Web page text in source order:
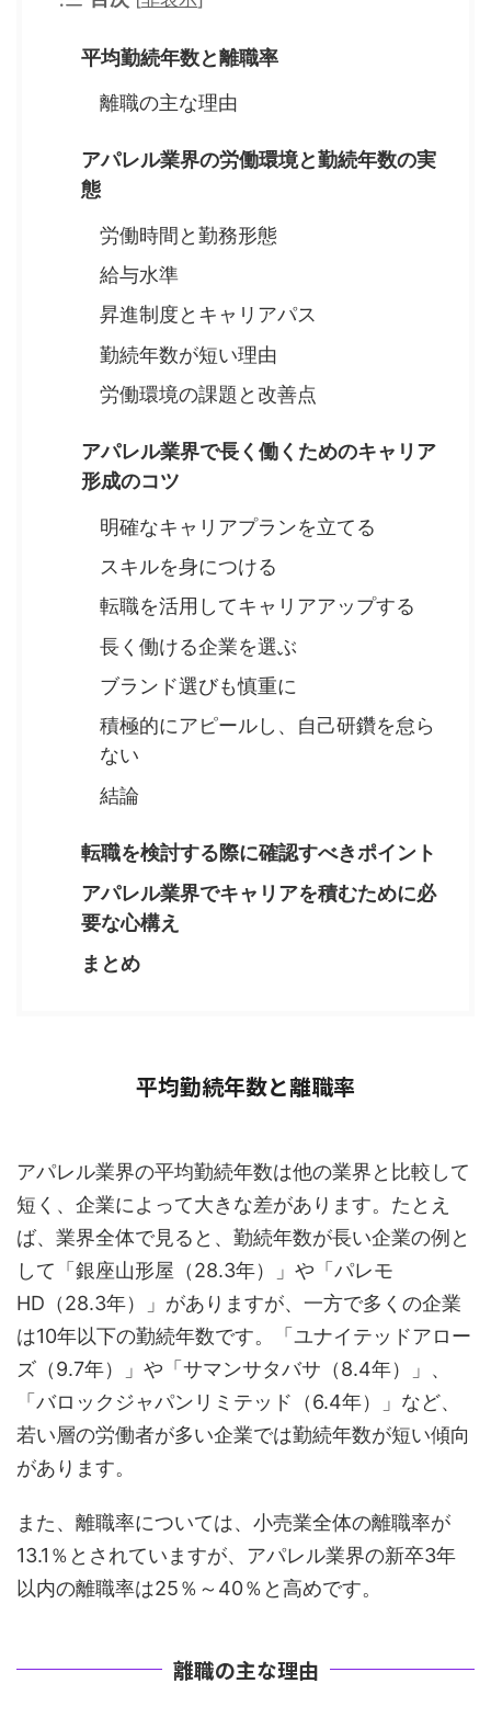
平均勤続年数と離職率
離職の主な理由
アパレル業界の労働環境と勤続年数の実
態
労働時間と勤務形態
給与水準
昇進制度とキャリアパス
勤続年数が短い理由
労働環境の課題と改善点
アパレル業界で長く働くためのキャリア
形成のコツ
明確なキャリアプランを立てる
スキルを身につける
転職を活用してキャリアアップする
長く働ける企業を選ぶ
ブランド選びも慎重に
積極的にアピールし、自己研鑽を怠ら
ない
結論
転職を検討する際に確認すべきポイント
アパレル業界でキャリアを積むために必
要な心構え
まとめ
平均勤続年数と離職率
アパレル業界の平均勤続年数は他の業界と比較して
短く、企業によって大きな差があります。たとえ
ば、業界全体で見ると、勤続年数が長い企業の例と
して「銀座山形屋（28.3年）」や「パレモ
HD（28.3年）」がありますが、一方で多くの企業
は10年以下の勤続年数です。「ユナイテッドアロー
ズ（9.7年）」や「サマンサタバサ（8.4年）」、
「バロックジャパンリミテッド（6.4年）」など、
若い層の労働者が多い企業では勤続年数が短い傾向
があります。
また、離職率については、小売業全体の離職率が
13.1％とされていますが、アパレル業界の新卒3年
以内の離職率は25％～40％と高めです。
離職の主な理由